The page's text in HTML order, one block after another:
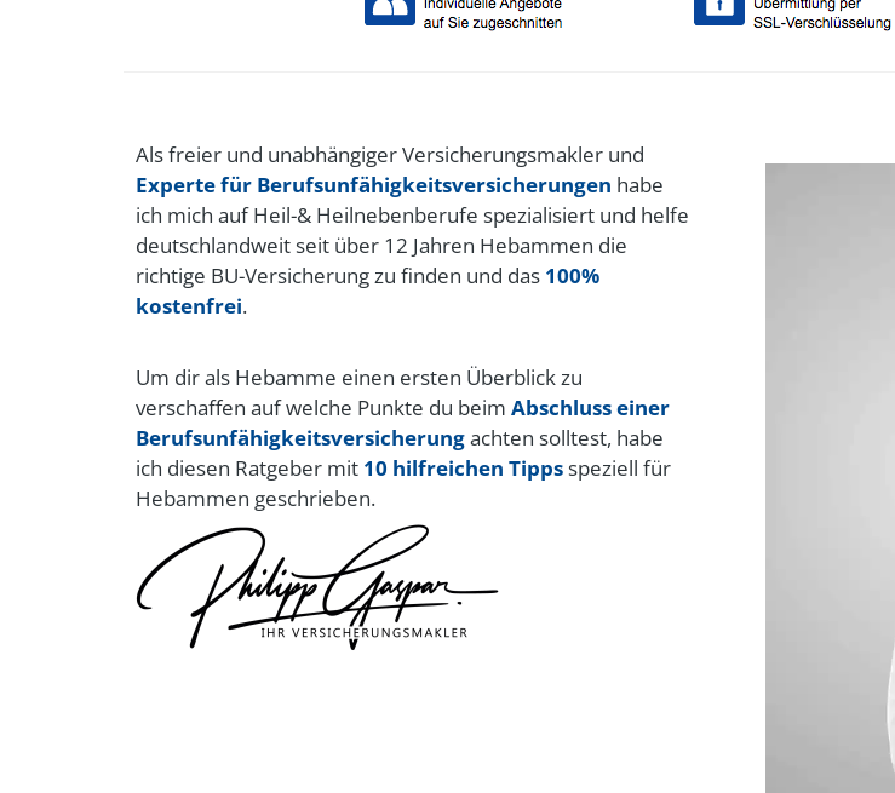
Als freier und unabhängiger Versicherungsmakler und
Experte für Berufsunfähigkeitsversicherungen habe
ich mich auf Heil-& Heilnebenberufe spezialisiert und helfe
deutschlandweit seit über 12 Jahren Hebammen die
richtige BU-Versicherung zu finden und das 100%
kostenfrei.
Um dir als Hebamme einen ersten Überblick zu
verschaffen auf welche Punkte du beim Abschluss einer
Berufsunfähigkeitsversicherungachten solltest, habe
ich diesen Ratgeber mit 10 hilfreichen Tippsspeziell für
Hebammen geschrieben.